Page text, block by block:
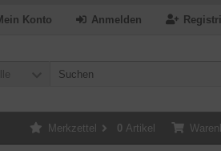
Anmelden
Konto
Merkzettel 0 Artikel